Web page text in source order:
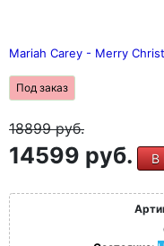
Mariah Carey - Merry
Под заказ
18899руб.
14599 руб. В